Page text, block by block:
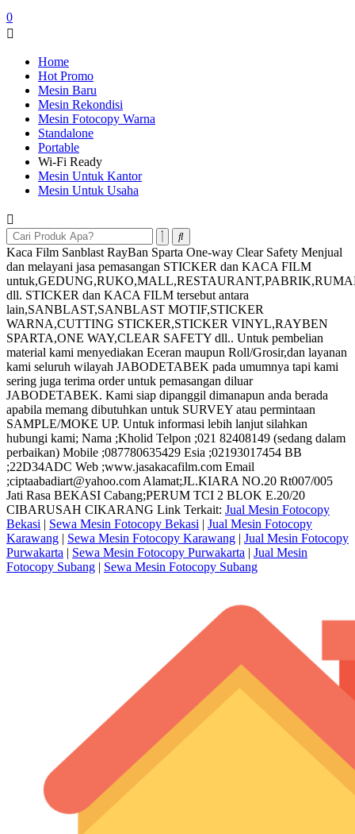
0
Home
Hot Promo
Mesin Baru
Mesin Rekondisi
Mesin Fotocopy Warna
Standalone
Portable
Wi-Fi Ready
Mesin Untuk Kantor
Mesin Untuk Usaha
Kaca Film Sanblast RayBan Sparta One-way Clear Safety Menjual
dan melayani jasa pemasangan STICKER dan KACA FILM
dll. STICKER dan KACA FILM tersebut antara
lain,SANBLAST,SANBLAST MOTIF,STICKER
WARNA,CUTTING STICKER,STICKER VINYL,RAYBEN
SPARTA,ONE WAY,CLEAR SAFETY dll.. Untuk pembelian
material kami menyediakan Eceran maupun Roll/Grosir,dan layanan
kami seluruh wilayah JABODETABEK pada umumnya tapi kami
sering juga terima order untuk pemasangan diluar
JABODETABEK. Kami siap dipanggil dimanapun anda berada
apabila memang dibutuhkan untuk SURVEY atau permintaan
SAMPLE/MOKE UP. Untuk informasi lebih lanjut silahkan
hubungi kami; Nama ;Kholid Telpon ;021 82408149 (sedang dalam
perbaikan) Mobile ;087780635429 Esia ;02193017454 BB
;22D34ADC Web ;www.jasakacafilm.com Email
;ciptaabadiart@yahoo.com Alamat;JL.KIARA NO.20 Rt007/005
Jati Rasa BEKASI Cabang;PERUM TCI 2 BLOK E.20/20
CIBARUSAH CIKARANG Link Terkait: Jual Mesin Fotocopy
Bekasi | Sewa Mesin Fotocopy Bekasi | Jual Mesin Fotocopy
Karawang | Sewa Mesin Fotocopy Karawang | Jual Mesin Fotocopy
Purwakarta | Sewa Mesin Fotocopy Purwakarta | Jual Mesin
Fotocopy Subang | Sewa Mesin Fotocopy Subang